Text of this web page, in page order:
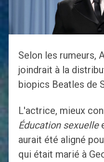
Selon les rumeurs,
joindrait à la
biopics Beatles de
L'actrice, mieux
Éducation sexuelle
aurait été aligné
qui était marié à